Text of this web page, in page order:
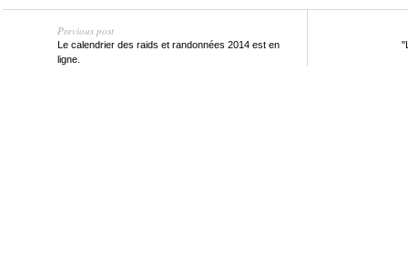
Previous post
Le calendrier des raids et randonnées 2014 est en
ligne.